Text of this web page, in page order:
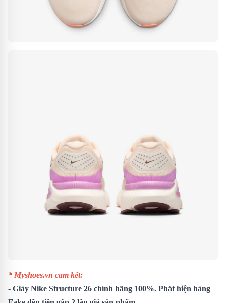
* Myshoes.vn cam kết:
- Giày Nike Structure 26 chính hãng 100%. Phát hiện hàng